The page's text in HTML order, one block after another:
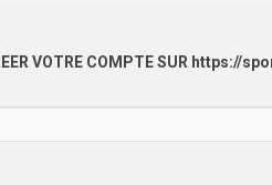
VOTRE COMPTE SUR https://